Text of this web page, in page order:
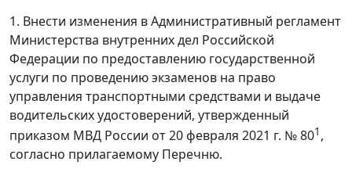
1. Внести изменения в Административный регламент
Министерства внутренних дел Российской
Федерации по предоставлению государственной
услуги по проведению экзаменов на право
управления транспортными средствами и выдаче
водительских удостоверений, утвержденный
приказом МВД России от 20 февраля 2021 г. № 801 ,
согласно прилагаемому Перечню.